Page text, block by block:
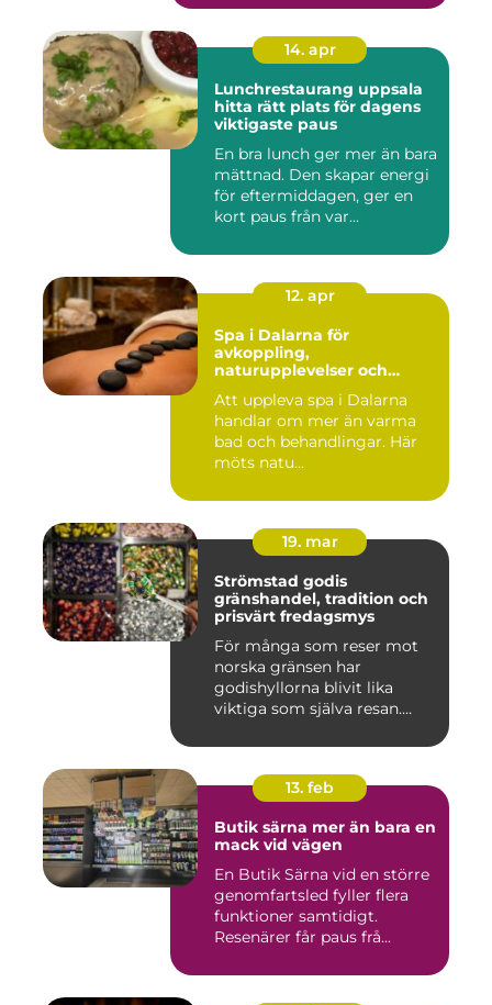
14. apr
Lunchrestaurang uppsala
hitta rätt plats för dagens
viktigaste paus
En bra lunch ger mer än bara
mättnad. Den skapar energi
för eftermiddagen, ger en
kort paus från var...
12. apr
Spa i Dalarna för
avkoppling,
naturupplevelser och
Att uppleva spa i Dalarna
handlar om mer än varma
bad och behandlingar. Här
möts natu...
19. mar
Strömstad godis
gränshandel, tradition och
prisvärt fredagsmys
För många som reser mot
norska gränsen har
godishyllorna blivit lika
viktiga som själva resan.
13. feb
Butik särna mer än bara en
mack vid vägen
En Butik Särna vid en större
genomfartsled fyller flera
funktioner samtidigt.
Resenärer får paus frå...